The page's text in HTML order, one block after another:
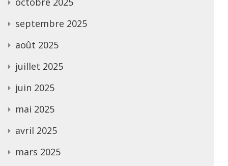
septembre 2025
août 2025
juillet 2025
juin 2025
mai 2025
avril 2025
mars 2025